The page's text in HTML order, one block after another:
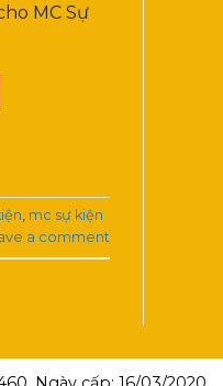
MC Sự
, mc sự kiện
a comment